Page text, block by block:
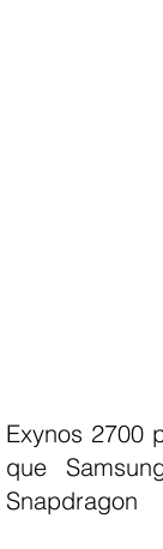
Exynos 2700
que
Snapdragon